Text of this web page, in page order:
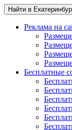
Найти в
Реклама на
Бесплатные